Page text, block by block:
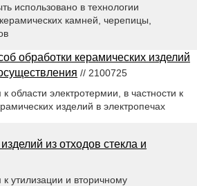
использовано в технологии
камней, черепицы,
обработки керамических изделий
// 2100725
области электротермии, в частности к
изделий в электропечах
из отходов стекла и
утилизации и вторичному